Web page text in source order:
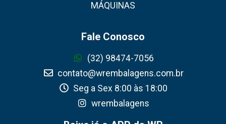
MÁQUINAS
Fale Conosco
(32) 98474-7056
contato@wrembalagens.com.br
Seg a Sex 8:00 às 18:00
wrembalagens